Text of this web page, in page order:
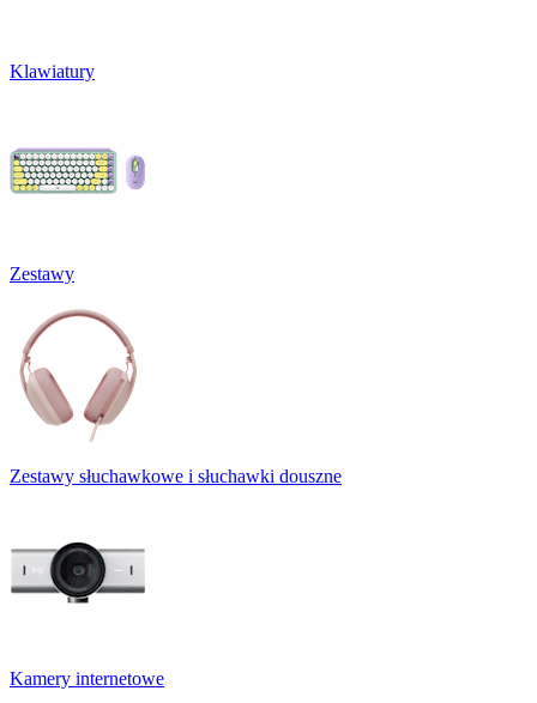
Klawiatury
Zestawy
Zestawy słuchawkowe i słuchawki douszne
Kamery internetowe